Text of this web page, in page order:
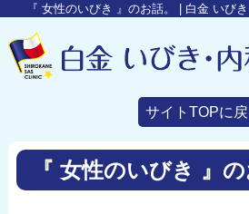
『 女性のいびき 』のお話。 | 白金 いび
サイトTOPに
『 女性のいびき 』の